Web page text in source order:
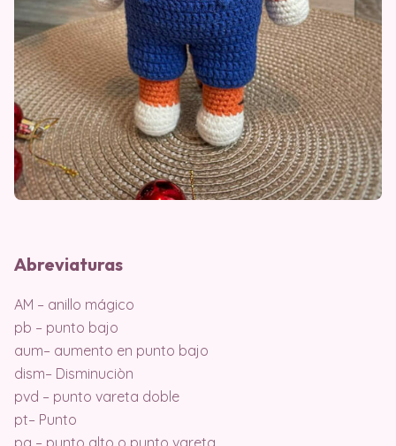
Abreviaturas
AM – anillo mágico
pb – punto bajo
aum– aumento en punto bajo
dism– Disminuciòn
pvd – punto vareta doble
pt– Punto